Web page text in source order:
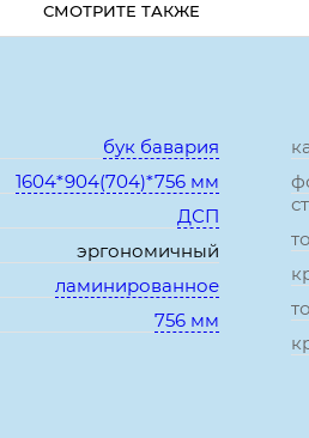
СМОТРИТЕ ТАКЖЕ
бук бавария
1604*904(704)*756 мм
ДСП
эргономичный
ламинированное
756 мм